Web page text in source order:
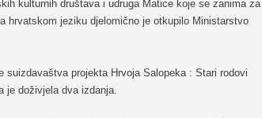
kulturnih društava i udruga Matice koje se zanima za
hrvatskom jeziku djelomično je otkupilo Ministarstvo
suizdavaštva projekta Hrvoja Salopeka : Stari rodovi
je doživjela dva izdanja.